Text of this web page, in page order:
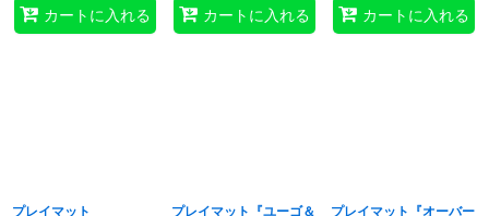
カートに入れる カートに入れる カートに入れる
プレイマット
プレイマット『ユーゴ＆
プレイマット『オーバー